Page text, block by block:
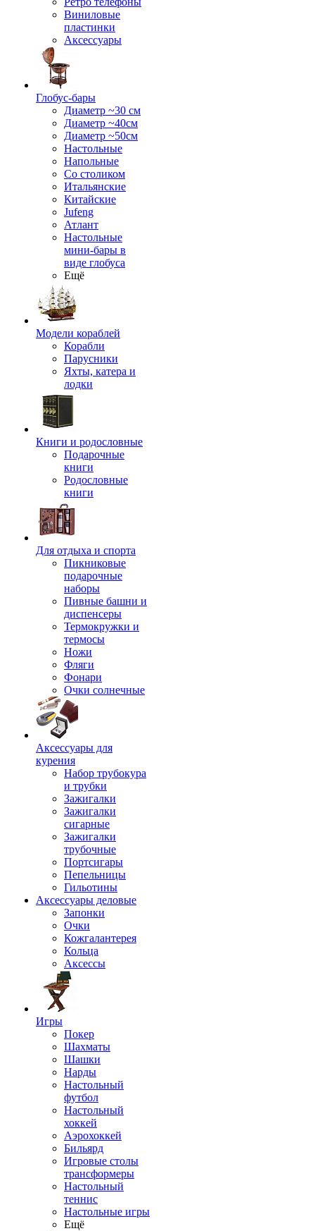
Виниловые
пластинки
Аксессуары
Глобус-бары
Диаметр ~30 см
Диаметр ~40см
Диаметр ~50см
Настольные
Напольные
Со столиком
Итальянские
Китайские
Jufeng
Атлант
Настольные
мини-бары в
виде глобуса
Ещё
Модели кораблей
Корабли
Парусники
Яхты, катера и
лодки
Книги и родословные
Подарочные
книги
Родословные
книги
Для отдыха и спорта
Пикниковые
подарочные
наборы
Пивные башни и
диспенсеры
Термокружки и
термосы
Ножи
Фляги
Фонари
Очки солнечные
Аксессуары для
курения
Набор трубокура
и трубки
Зажигалки
Зажигалки
сигарные
Зажигалки
трубочные
Портсигары
Пепельницы
Гильотины
Аксессуары деловые
Запонки
Очки
Кожгалантерея
Кольца
Аксессы
Игры
Покер
Шахматы
Шашки
Нарды
Настольный
футбол
Настольный
хоккей
Аэрохоккей
Бильярд
Игровые столы
трансформеры
Настольный
теннис
Настольные игры
Ещё